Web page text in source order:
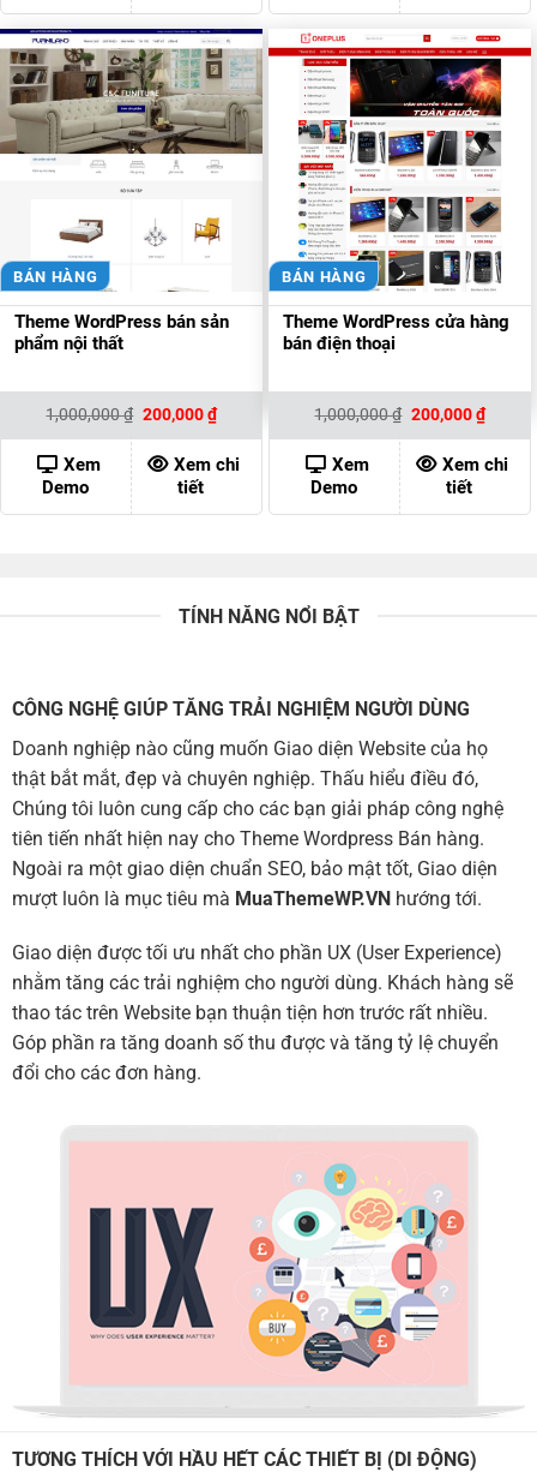
BÁN HÀNG
Theme WordPress bán sản
phẩm nội thất
1,000,000₫ Giá
là:
1,000,000 ₫.
200,000₫Giá
hiện
tại
là:
200,000 ₫.
Xem
Demo
Xem chi
tiết
BÁN HÀNG
Theme WordPress cửa hàng
bán điện thoại
1,000,000₫ Giá
là:
1,000,000 ₫.
200,000₫Giá
hiện
tại
là:
Xem
Demo
Xem chi
tiết
TÍNH NĂNG NỔI BẬT
CÔNG NGHỆ GIÚP TĂNG TRẢI NGHIỆM NGƯỜI DÙNG
Doanh nghiệp nào cũng muốn Giao diện Website của họ
thật bắt mắt, đẹp và chuyên nghiệp. Thấu hiểu điều đó,
Chúng tôi luôn cung cấp cho các bạn giải pháp công nghệ
tiên tiến nhất hiện nay cho Theme Wordpress Bán hàng.
Ngoài ra một giao diện chuẩn SEO, bảo mật tốt, Giao diện
mượt luôn là mục tiêu mà MuaThemeWP.VN hướng tới.
Giao diện được tối ưu nhất cho phần UX (User Experience)
nhằm tăng các trải nghiệm cho người dùng. Khách hàng sẽ
thao tác trên Website bạn thuận tiện hơn trước rất nhiều.
Góp phần ra tăng doanh số thu được và tăng tỷ lệ chuyển
đổi cho các đơn hàng.
TƯƠNG THÍCH VỚI HẦU HẾT CÁC THIẾT BỊ (DI ĐỘNG)